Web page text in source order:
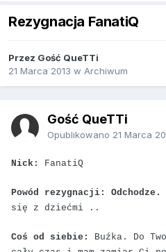
Rezygnacja FanatiQ
Przez Gość QueTTi
21 Marca 2013 w Archiwum
Gość QueTTi
Opublikowano 21 Marca
Nick: FanatiQ
Powód rezygnacji: Odchodze.
się z dziećmi ..
Coś od siebie:
Buźka. Do